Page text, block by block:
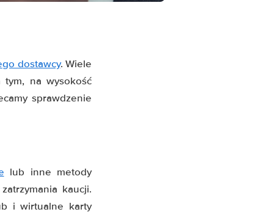
dostawcy. Wiele
tym, na wysokość
sprawdzenie
lub inne metody
kaucji.
i wirtualne karty